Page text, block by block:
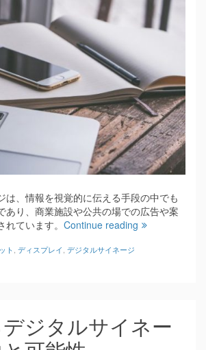
は、情報を視覚的に伝える手段の中でも
あり、商業施設や公共の場での広告や案
ています。 Continue reading
ト ディスプレイ デジタルサイネージ
ジタルサイネー